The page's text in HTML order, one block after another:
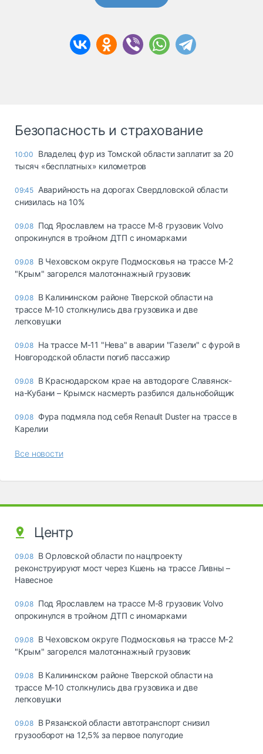
Безопасность и страхование
10:00
Владелец фур из Томской области заплатит за 20
тысяч «бесплатных» километров
09:45 Аварийность на дорогах Свердловской области
снизилась на 10%
09.08 Под Ярославлем на трассе М-8 грузовик Volvo
опрокинулся в тройном ДТП с иномарками
09.08 В Чеховском округе Подмосковья на трассе М-2
"Крым" загорелся малотоннажный грузовик
09.08 В Калининском районе Тверской области на
трассе М-10 столкнулись два грузовика и две
легковушки
09.08 На трассе М-11 "Нева" в аварии "Газели" с фурой в
Новгородской области погиб пассажир
09.08 В Краснодарском крае на автодороге Славянск-
на-Кубани – Крымск насмерть разбился дальнобойщик
09.08 Фура подмяла под себя Renault Duster на трассе в
Карелии
Все новости
Центр
09.08 В Орловской области по нацпроекту
реконструируют мост через Кшень на трассе Ливны –
Навесное
09.08 Под Ярославлем на трассе М-8 грузовик Volvo
опрокинулся в тройном ДТП с иномарками
09.08 В Чеховском округе Подмосковья на трассе М-2
"Крым" загорелся малотоннажный грузовик
09.08 В Калининском районе Тверской области на
трассе М-10 столкнулись два грузовика и две
легковушки
09.08 В Рязанской области автотранспорт снизил
грузооборот на 12,5% за первое полугодие